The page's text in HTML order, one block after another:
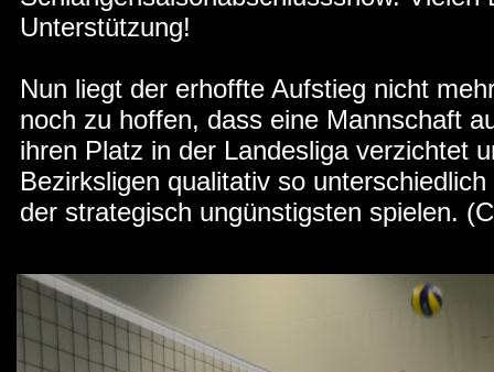
Unterstützung!
Nun liegt der erhoffte Aufstieg nicht
noch zu hoffen, dass eine Mannschaft
ihren Platz in der Landesliga verzichtet
Bezirksligen qualitativ so
der strategisch ungünstigsten spielen.